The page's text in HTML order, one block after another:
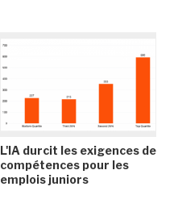
L'IA durcit les exigences de
compétences pour les
emplois juniors